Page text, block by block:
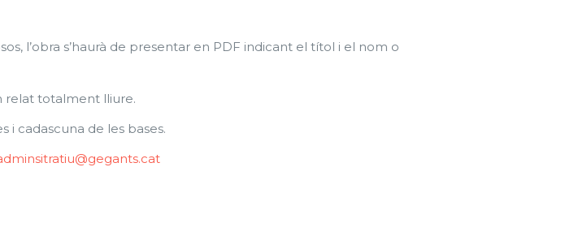
l’obra s’haurà de presentar en PDF indicant el títol i el nom o
relat totalment lliure.
i cadascuna de les bases.